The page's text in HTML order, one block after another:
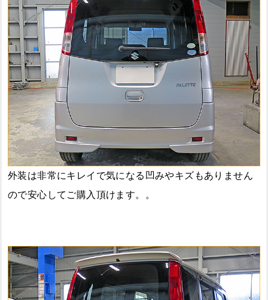
外装は非常にキレイで気になる凹みやキズもありません
ので安心してご購入頂けます。。